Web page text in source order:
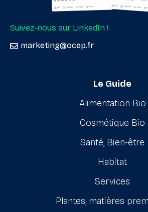
Suivez-nous sur LinkedIn !
marketing@ocep.fr
Le Guide
Alimentation Bio
Cosmétique Bio
Santé, Bien-être
Habitat
Services
Plantes, matières